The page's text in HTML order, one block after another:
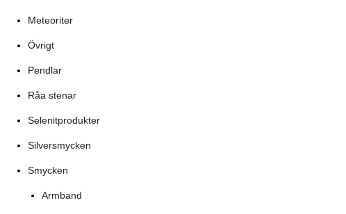
Meteoriter
Övrigt
Pendlar
Råa stenar
Selenitprodukter
Silversmycken
Smycken
Armband